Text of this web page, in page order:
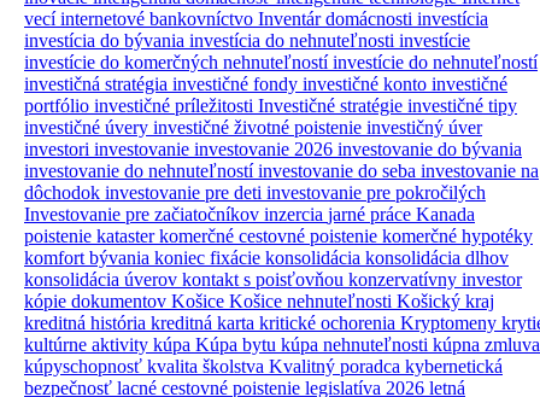
vecíinternetové bankovníctvo Inventár domácnosti investícia
investícia do bývania investícia do nehnuteľnosti investície
investície do komerčných nehnuteľnostíinvestície do nehnuteľností
investičná stratégia investičné fondy investičné konto investičné
portfólio investičné príležitosti Investičné stratégie investičné tipy
investičné úvery investičné životné poistenie investičný úver
investori investovanie investovanie 2026 investovanie do bývania
investovanie do nehnuteľnostíinvestovanie do seba investovanie na
dôchodok investovanie pre deti investovanie pre pokročilých
Investovanie pre začiatočníkov inzercia jarné práce Kanada
poistenie katasterkomerčné cestovné poistenie komerčné hypotéky
komfort bývania koniec fixácie konsolidácia konsolidácia dlhov
konsolidácia úverov kontakt s poisťovňou konzervatívny investor
kópie dokumentov Košice Košice nehnuteľnosti Košický kraj
kreditná história kreditná karta kritické ochorenia Kryptomeny
kultúrne aktivity kúpa Kúpa bytu kúpa nehnuteľnosti kúpna zmluva
kúpyschopnosť kvalita školstva Kvalitný poradca kybernetická
bezpečnosť lacné cestovné poistenie legislatíva 2026 letná